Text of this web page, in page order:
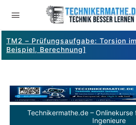
TM2 – Prüfungsaufgabe: Torsion
Beispiel, Berechnung]
Technikermathe.de – Onlinekurse
Ingenieure